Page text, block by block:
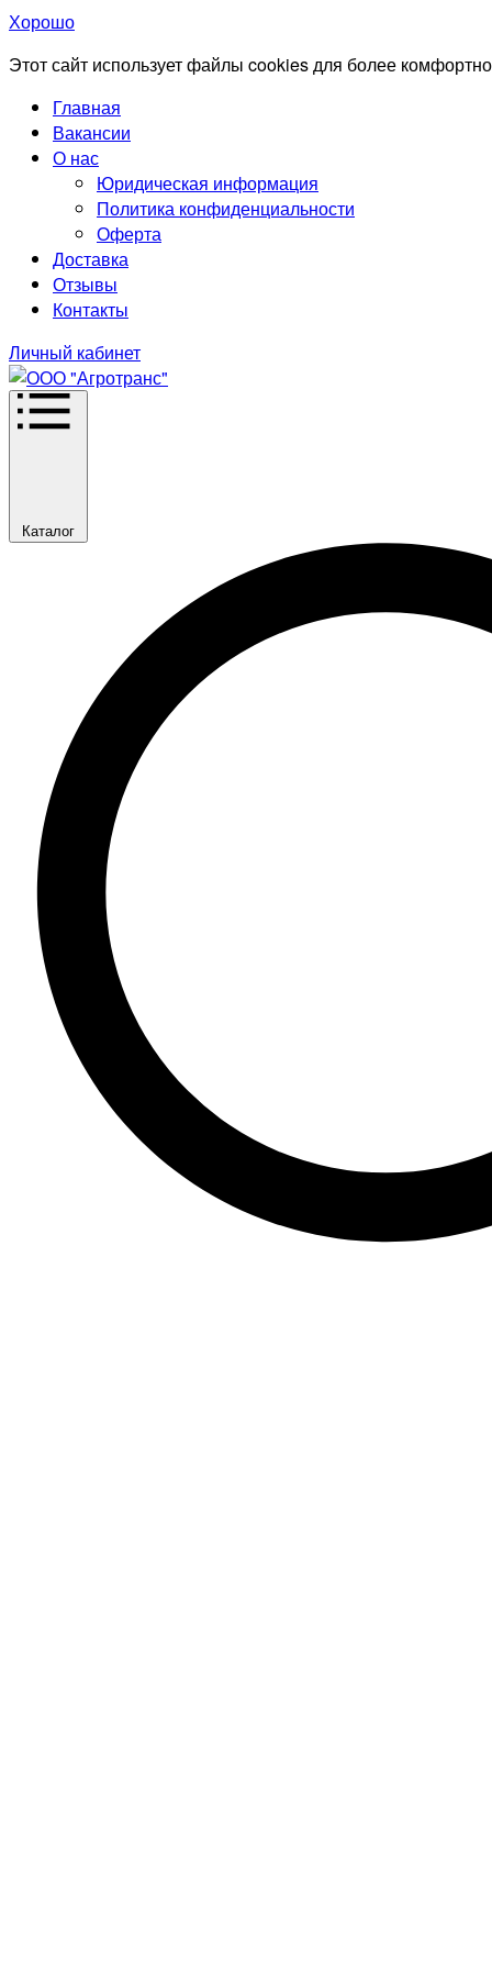
Хорошо
Этот сайт использует файлы cookies для более
Главная
Вакансии
О нас
Юридическая информация
Политика конфиденциальности
Оферта
Доставка
Отзывы
Контакты
Личный кабинет
Каталог